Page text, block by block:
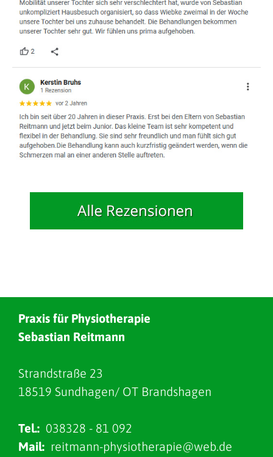
Praxis für Physiotherapie
Sebastian Reitmann
Strandstraße 23
18519 Sundhagen/ OT Brandshagen
Tel.: 038328 - 81 092
Mail: reitmann-physiotherapie@web.de